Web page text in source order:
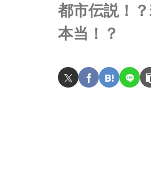
都市伝説！
本当！？